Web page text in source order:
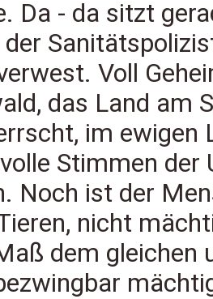
Da - da sitzt
Voll
das Land am
im ewigen
Stimmen
Noch ist der
nicht
dem gleichen